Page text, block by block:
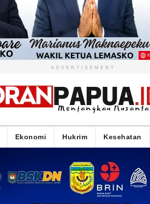
ADVERTISEMENT
Ekonomi Hukrim Kesehatan